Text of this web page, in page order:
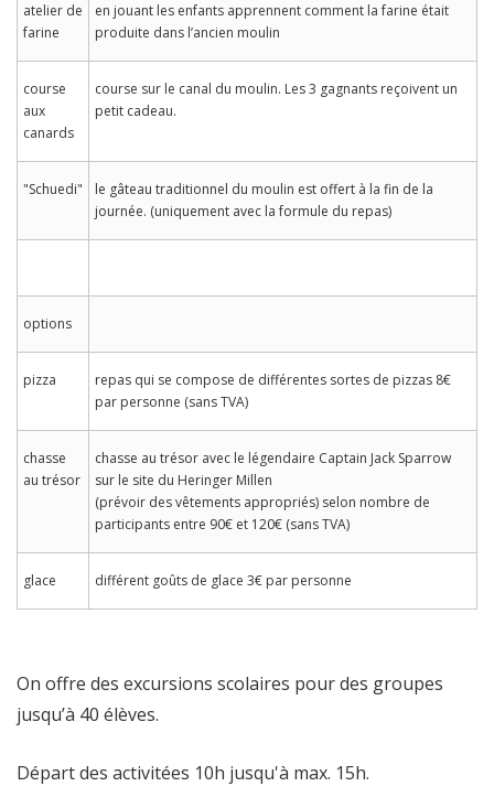
atelier de
farine
en jouant les enfants apprennent comment la farine était
produite dans l’ancien moulin
course
aux
canards
course sur le canal du moulin. Les 3 gagnants reçoivent un
petit cadeau.
"Schuedi"
le gâteau traditionnel du moulin est offert à la fin de la
journée. (uniquement avec la formule du repas)
options
pizza
repas qui se compose de différentes sortes de pizzas 8€
par personne (sans TVA)
chasse
au trésor
chasse au trésor avec le légendaire Captain Jack Sparrow
sur le site du Heringer Millen
(prévoir des vêtements appropriés) selon nombre de
participants entre 90€ et 120€ (sans TVA)
glace différent goûts de glace 3€ par personne
On offre des excursions scolaires pour des groupes
jusqu’à 40 élèves.
Départ des activitées 10h jusqu'à max. 15h.